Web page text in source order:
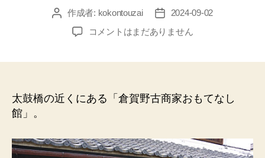
投 作成者: kokontouzai
投
稿
日
2024-09-02
倉
て
太
コメントはまだありません
太鼓橋の近くにある「倉賀野古商家おもてなし
館」。